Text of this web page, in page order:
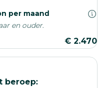
per maand
en ouder.
€ 2.470
beroep: